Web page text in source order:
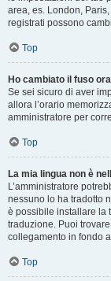
area, es. London,
registrati possono
Top
Ho cambiato il fuso
Se sei sicuro di aver
allora l’orario
amministratore per
Top
La mia lingua non è
L’amministratore
nessuno lo ha tradotto
è possibile installare la
traduzione. Puoi
collegamento in fondo
Top